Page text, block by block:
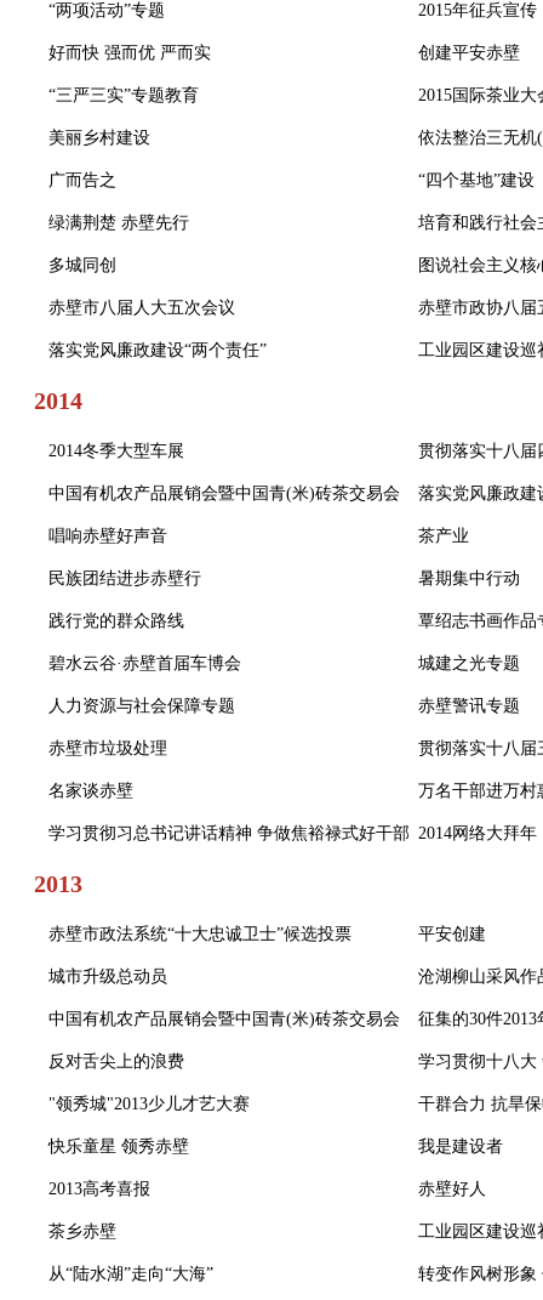
“两项活动”专题 2015年征兵宣传
好而快 强而优 严而实 创建平安赤壁
“三严三实”专题教育 2015国际茶业大
美丽乡村建设 依法整治三无机
广而告之 “四个基地”建设
绿满荆楚 赤壁先行 培育和践行社会
多城同创 图说社会主义核
赤壁市八届人大五次会议 赤壁市政协八届
落实党风廉政建设“两个责任” 工业园区建设巡
2014
2014冬季大型车展 贯彻落实十八届
中国有机农产品展销会暨中国青(米)砖茶交易会 落实党风廉政建
唱响赤壁好声音 茶产业
民族团结进步赤壁行 暑期集中行动
践行党的群众路线 覃绍志书画作品
碧水云谷·赤壁首届车博会 城建之光专题
人力资源与社会保障专题 赤壁警讯专题
赤壁市垃圾处理 贯彻落实十八届
名家谈赤壁 万名干部进万村
学习贯彻习总书记讲话精神 争做焦裕禄式好干部 2014网络大拜年
2013
赤壁市政法系统“十大忠诚卫士”候选投票 平安创建
城市升级总动员 沧湖柳山采风作
中国有机农产品展销会暨中国青(米)砖茶交易会 征集的30件
反对舌尖上的浪费 学习贯彻十八大
"领秀城"2013少儿才艺大赛 干群合力 抗旱
快乐童星 领秀赤壁 我是建设者
2013高考喜报 赤壁好人
茶乡赤壁 工业园区建设巡
从“陆水湖”走向“大海” 转变作风树形象